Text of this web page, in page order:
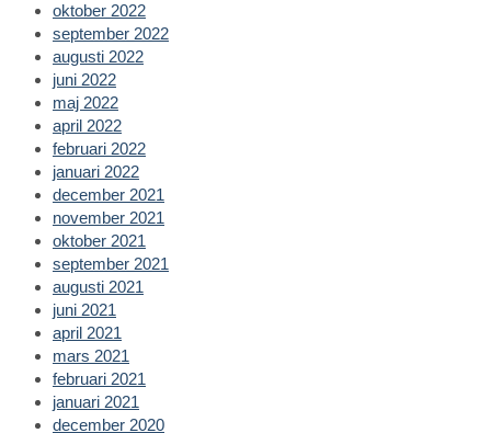
oktober 2022
september 2022
augusti 2022
juni 2022
maj 2022
april 2022
februari 2022
januari 2022
december 2021
november 2021
oktober 2021
september 2021
augusti 2021
juni 2021
april 2021
mars 2021
februari 2021
januari 2021
december 2020